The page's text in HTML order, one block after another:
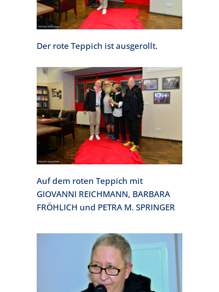
Der rote Teppich ist ausgerollt.
Auf dem roten Teppich mit
GIOVANNI REICHMANN, BARBARA
FRÖHLICH und PETRA M. SPRINGER